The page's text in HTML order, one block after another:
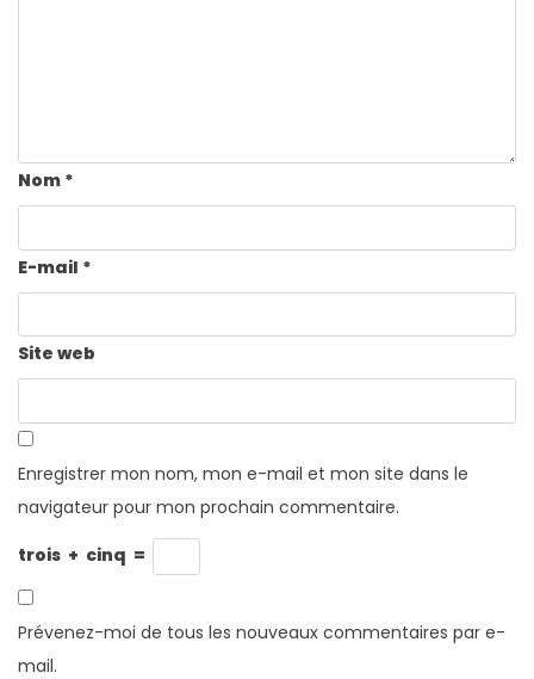
Nom *
E-mail *
Site web
Enregistrer mon nom, mon e-mail et mon site dans le
navigateur pour mon prochain commentaire.
trois + cinq =
Prévenez-moi de tous les nouveaux commentaires par e-
mail.